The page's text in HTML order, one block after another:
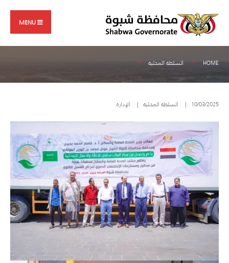
content
MENU
HOME السلطة المحلية
10/03/2025
| السلطة المحلية | الإدارة
for: